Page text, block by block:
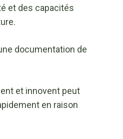
et des capacités
documentation de
et innovent peut
en raison